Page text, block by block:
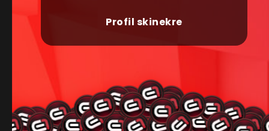
Profil skinekre